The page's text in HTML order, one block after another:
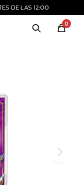
DE LAS 12:00
0
MI CUENTA